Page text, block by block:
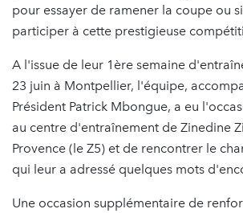
pour essayer de ramener la coupe ou
participer à cette prestigieuse
A l'issue de leur 1ère semaine
23 juin à Montpellier, l'équipe,
Président Patrick Mbongue, a eu
au centre d'entraînement de Zinedine
Provence (le Z5) et de rencontrer le
qui leur a adressé quelques mots
Une occasion supplémentaire de